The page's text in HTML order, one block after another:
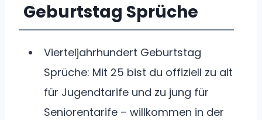
Geburtstag Sprüche
Vierteljahrhundert Geburtstag
Sprüche: Mit 25 bist du offiziell zu alt
für Jugendtarife und zu jung für
Seniorentarife – willkommen in der